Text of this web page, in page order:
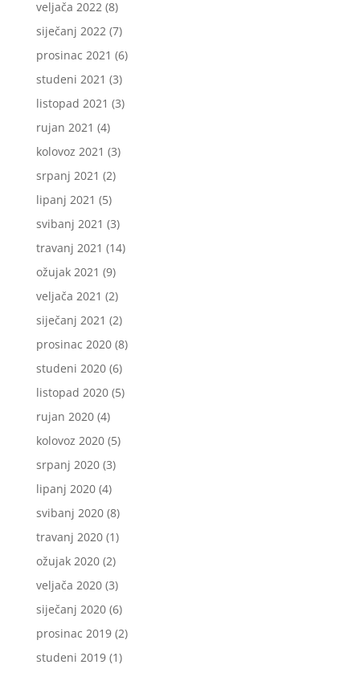
veljača 2022(8)
siječanj 2022(7)
prosinac 2021 (6)
studeni 2021 (3)
listopad 2021 (3)
rujan 2021 (4)
kolovoz 2021 (3)
srpanj 2021 (2)
lipanj 2021 (5)
svibanj 2021 (3)
travanj 2021 (14)
ožujak 2021 (9)
veljača 2021 (2)
siječanj 2021 (2)
prosinac 2020(8)
studeni 2020(6)
listopad 2020(5)
rujan 2020(4)
kolovoz 2020(5)
srpanj 2020(3)
lipanj 2020(4)
svibanj 2020(8)
travanj 2020(1)
ožujak 2020(2)
veljača 2020(3)
siječanj 2020(6)
prosinac 2019(2)
studeni 2019(1)